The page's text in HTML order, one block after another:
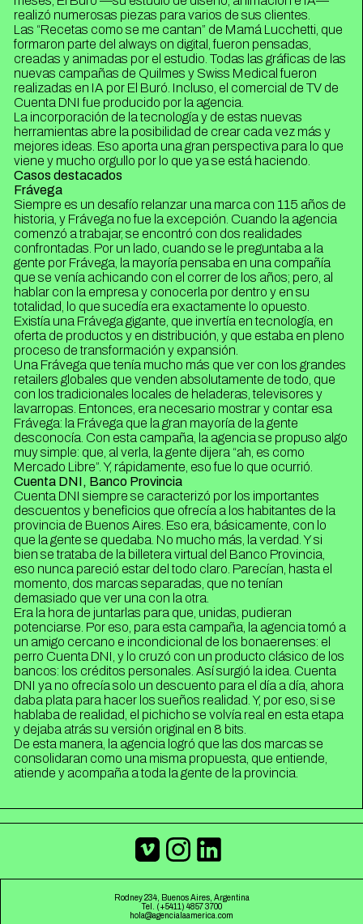
realizó numerosas piezas para varios de sus clientes.
Las “Recetas como se me cantan” de Mamá Lucchetti, que
formaron parte del always on digital, fueron pensadas,
creadas y animadas por el estudio. Todas las gráficas de las
nuevas campañas de Quilmes y Swiss Medical fueron
realizadas en IA por El Buró. Incluso, el comercial de TV de
Cuenta DNI fue producido por la agencia.
La incorporación de la tecnología y de estas nuevas
herramientas abre la posibilidad de crear cada vez más y
mejores ideas. Eso aporta una gran perspectiva para lo que
viene y mucho orgullo por lo que ya se está haciendo.
Casos destacados
Frávega
Siempre es un desafío relanzar una marca con 115 años de
historia, y Frávega no fue la excepción. Cuando la agencia
comenzó a trabajar, se encontró con dos realidades
confrontadas. Por un lado, cuando se le preguntaba a la
gente por Frávega, la mayoría pensaba en una compañía
que se venía achicando con el correr de los años; pero, al
hablar con la empresa y conocerla por dentro y en su
totalidad, lo que sucedía era exactamente lo opuesto.
Existía una Frávega gigante, que invertía en tecnología, en
oferta de productos y en distribución, y que estaba en pleno
proceso de transformación y expansión.
Una Frávega que tenía mucho más que ver con los grandes
retailers globales que venden absolutamente de todo, que
con los tradicionales locales de heladeras, televisores y
lavarropas. Entonces, era necesario mostrar y contar esa
Frávega: la Frávega que la gran mayoría de la gente
desconocía. Con esta campaña, la agencia se propuso algo
muy simple: que, al verla, la gente dijera “ah, es como
Mercado Libre”. Y, rápidamente, eso fue lo que ocurrió.
Cuenta DNI, Banco Provincia
Cuenta DNI siempre se caracterizó por los importantes
descuentos y beneficios que ofrecía a los habitantes de la
provincia de Buenos Aires. Eso era, básicamente, con lo
que la gente se quedaba. No mucho más, la verdad. Y si
bien se trataba de la billetera virtual del Banco Provincia,
eso nunca pareció estar del todo claro. Parecían, hasta el
momento, dos marcas separadas, que no tenían
demasiado que ver una con la otra.
Era la hora de juntarlas para que, unidas, pudieran
potenciarse. Por eso, para esta campaña, la agencia tomó a
un amigo cercano e incondicional de los bonaerenses: el
perro Cuenta DNI, y lo cruzó con un producto clásico de los
bancos: los créditos personales. Así surgió la idea. Cuenta
DNI ya no ofrecía solo un descuento para el día a día, ahora
daba plata para hacer los sueños realidad. Y, por eso, si se
hablaba de realidad, el pichicho se volvía real en esta etapa
y dejaba atrás su versión original en 8 bits.
De esta manera, la agencia logró que las dos marcas se
consolidaran como una misma propuesta, que entiende,
atiende y acompaña a toda la gente de la provincia.
Rodney 234, Buenos Aires, Argentina
Tel. (+5411) 4857 3700
hola@agencialaamerica.com